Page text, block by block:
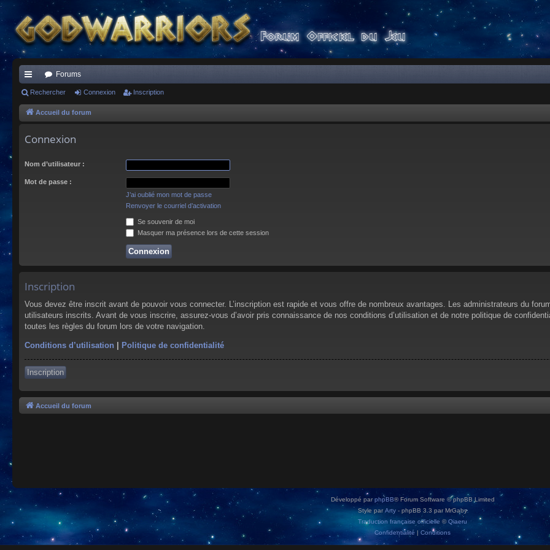
ac
co
s
Forums
Rechercher Connexion Inscription
Accueil du forum
Connexion
Nom d’utilisateur :
Mot de passe :
J’ai oublié mon mot de passe
Renvoyer le courriel d’activation
Se souvenir de moi
Masquer ma présence lors de cette session
Inscription
Vous devez être inscrit avant de pouvoir vous connecter. L’inscription est rapide et vous offre de nombreux avantages. Les administrateurs du
utilisateurs inscrits. Avant de vous inscrire, assurez-vous d’avoir pris connaissance de nos conditions d’utilisation et de notre politique de
toutes les règles du forum lors de votre navigation.
Conditions d’utilisation | Politique de confidentialité
Inscription
Accueil du forum
Développé parphpBB® Forum Software © phpBB Limited
Style par Arty - phpBB 3.3 par MrGaby
Traduction française officielle ©Qiaeru
Confidentialité | Conditions